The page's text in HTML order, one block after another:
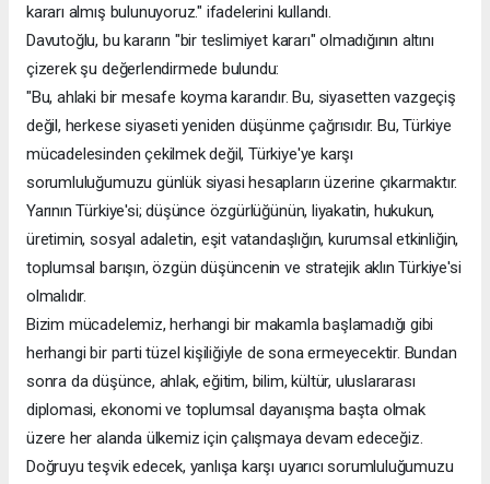
kararı almış bulunuyoruz." ifadelerini kullandı.
Davutoğlu, bu kararın "bir teslimiyet kararı" olmadığının altını
çizerek şu değerlendirmede bulundu:
"Bu, ahlaki bir mesafe koyma kararıdır. Bu, siyasetten vazgeçiş
değil, herkese siyaseti yeniden düşünme çağrısıdır. Bu, Türkiye
mücadelesinden çekilmek değil, Türkiye'ye karşı
sorumluluğumuzu günlük siyasi hesapların üzerine çıkarmaktır.
Yarının Türkiye'si; düşünce özgürlüğünün, liyakatin, hukukun,
üretimin, sosyal adaletin, eşit vatandaşlığın, kurumsal etkinliğin,
toplumsal barışın, özgün düşüncenin ve stratejik aklın Türkiye'si
olmalıdır.
Bizim mücadelemiz, herhangi bir makamla başlamadığı gibi
herhangi bir parti tüzel kişiliğiyle de sona ermeyecektir. Bundan
sonra da düşünce, ahlak, eğitim, bilim, kültür, uluslararası
diplomasi, ekonomi ve toplumsal dayanışma başta olmak
üzere her alanda ülkemiz için çalışmaya devam edeceğiz.
Doğruyu teşvik edecek, yanlışa karşı uyarıcı sorumluluğumuzu